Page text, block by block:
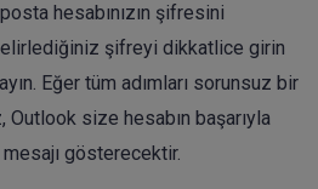
hesabınızın şifresini
şifreyi dikkatlice girin
Eğer tüm adımları sorunsuz bir
Outlook size hesabın başarıyla
gösterecektir.